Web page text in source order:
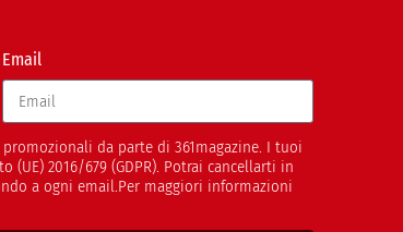
Email
da parte di 361magazine. I tuoi
2016/679 (GDPR). Potrai cancellarti in
a ogni email.Per maggiori informazioni